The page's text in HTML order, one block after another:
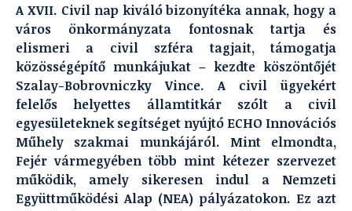
A XVII. Civil nap kiváló bizonyítéka annak, hogy a
város önkormányzata fontosnak tartja és
elismeri a civil szféra tagjait, támogatja
közösségépítő munkájukat – kezdte köszöntőjét
Szalay-Bobrovniczky Vince. A civil ügyekért
felelős helyettes államtitkár szólt a civil
egyesületeknek segítséget nyújtó ECHO Innovációs
Műhely szakmai munkájáról. Mint elmondta,
Fejér vármegyében több mint kétezer szervezet
működik, amely sikeresen indul a Nemzeti
Együttműködési Alap (NEA) pályázatokon. Ez azt